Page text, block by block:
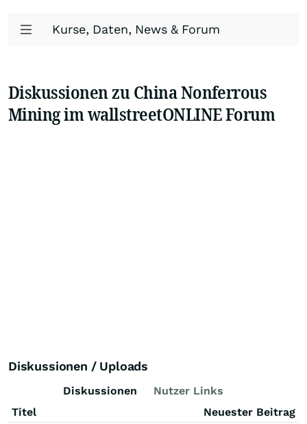
Kurse, Daten, News & Forum
Diskussionen zu China Nonferrous
Mining im wallstreetONLINE Forum
Diskussionen / Uploads
Diskussionen
Nutzer Links
Titel
Neuester Beitrag